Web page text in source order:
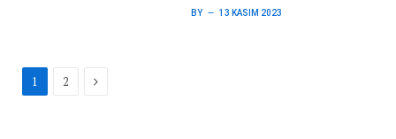
BY 13 KASIM 2023
1 2 Next